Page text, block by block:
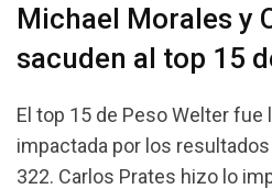
Michael Morales y
sacuden al top 15
El top 15 de Peso Welter fue
impactada por los resultados
322. Carlos Prates hizo lo